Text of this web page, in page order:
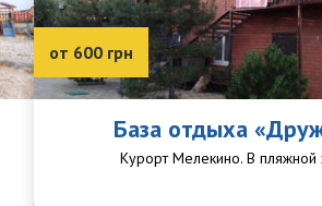
от 600 грн
База отдыха
Курорт Мелекино. В пляжной